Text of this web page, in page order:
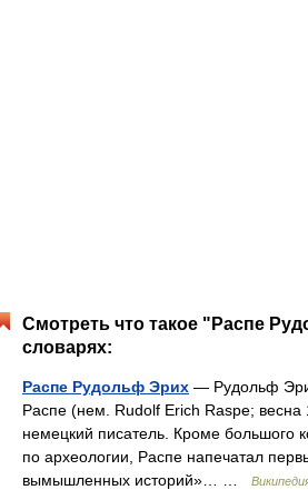
Смотреть что такое "Распе
словарях:
Распе Рудольф Эрих — Рудольф
Распе (нем. Rudolf Erich Raspe;
немецкий писатель. Кроме большого
по археологии, Распе напечатал
вымышленных историй»… …